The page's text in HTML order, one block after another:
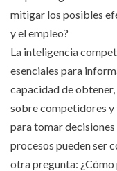
mitigar los posibles
y el empleo?
La inteligencia
esenciales para
capacidad de
sobre competidores y
para tomar
procesos pueden ser
otra pregunta: ¿Cómo